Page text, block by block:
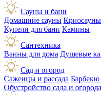
Сауны и бани
Домашние сауны Криосауны
Купели для бани Камины
Сантехника
Ванны для дома Душевые
Сад и огород
Саженцы и рассада Барбекю
Обустройство сада и огорода